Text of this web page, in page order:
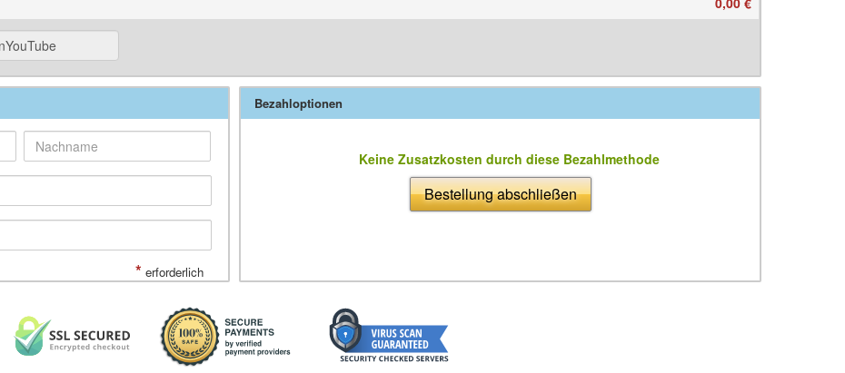
* erforderlich
Bezahloptionen
Keine Zusatzkosten durch diese Bezahlmethode
Bestellung abschließen